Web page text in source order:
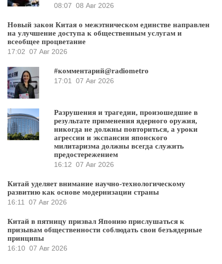
08:07 08 Авг 2026
Новый закон Китая о межэтническом единстве направлен
на улучшение доступа к общественным услугам и
всеобщее процветание
17:02 07 Авг 2026
#комментарий@radiometro
17:01
07 Авг 2026
Разрушения и трагедии, произошедшие в
результате применения ядерного оружия,
никогда не должны повториться, а уроки
агрессии и экспансии японского
милитаризма должны всегда служить
предостережением
16:12 07 Авг 2026
Китай уделяет внимание научно-технологическому
развитию как основе модернизации страны
16:11
07 Авг 2026
Китай в пятницу призвал Японию прислушаться к
призывам общественности соблюдать свои безъядерные
принципы
16:10 07 Авг 2026